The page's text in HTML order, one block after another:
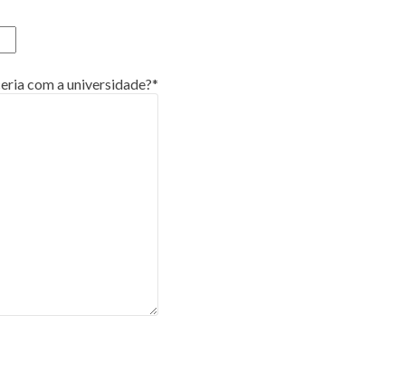
com a universidade?*